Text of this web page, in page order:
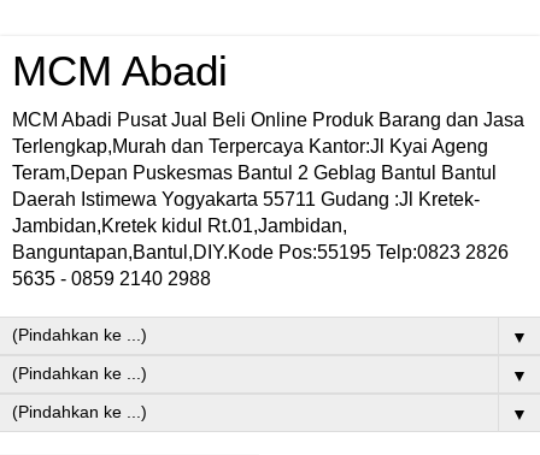
MCM Abadi
MCM Abadi Pusat Jual Beli Online Produk Barang dan Jasa
Terlengkap,Murah dan Terpercaya Kantor:Jl Kyai Ageng
Teram,Depan Puskesmas Bantul 2 Geblag Bantul Bantul
Daerah Istimewa Yogyakarta 55711 Gudang :Jl Kretek-
Jambidan,Kretek kidul Rt.01,Jambidan,
Banguntapan,Bantul,DIY.Kode Pos:55195 Telp:0823 2826
5635 - 0859 2140 2988
▼
▼
▼